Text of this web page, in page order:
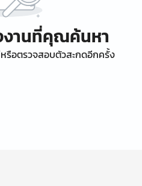
านที่คุณค้นหา
รือตรวจสอบตัวสะกดอีกครั้ง